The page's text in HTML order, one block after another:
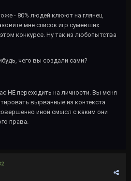
- 80% людей клюют на глянец
мне список игр сумевших
конкурсе. Ну так из любопытства
чего вы создали сами?
НЕ переходить на личности. Вы меня
вырванные из контекста
иной смысл с каким они
права.